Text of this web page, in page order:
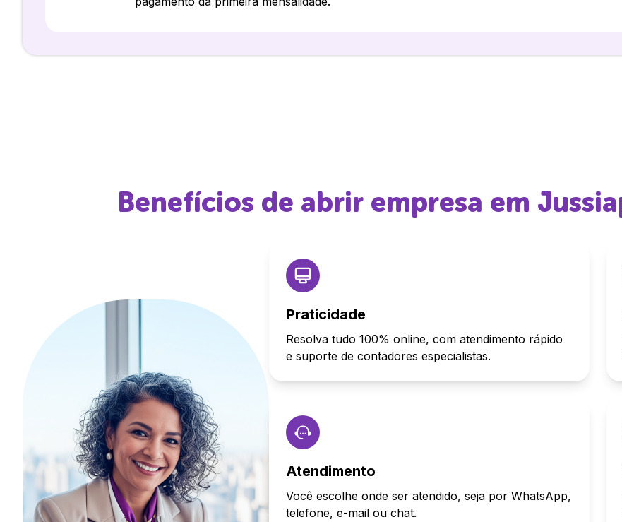
Benefícios de abrir empresa em
Praticidade
Resolva tudo 100% online, com atendimento rápido
e suporte de contadores especialistas.
Atendimento
Você escolhe onde ser atendido, seja por WhatsApp,
telefone, e-mail ou chat.